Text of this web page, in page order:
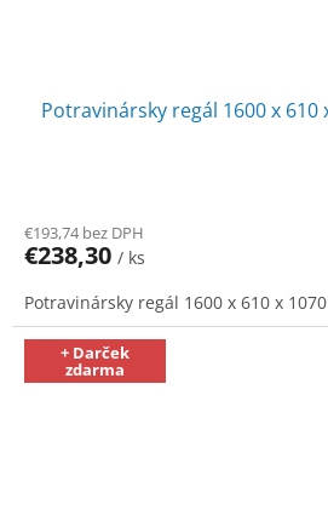
Potravinársky regál 1600 x 610
€193,74 bez DPH
€238,30 / ks
Potravinársky regál 1600 x 610 x
+ Darček
zdarma